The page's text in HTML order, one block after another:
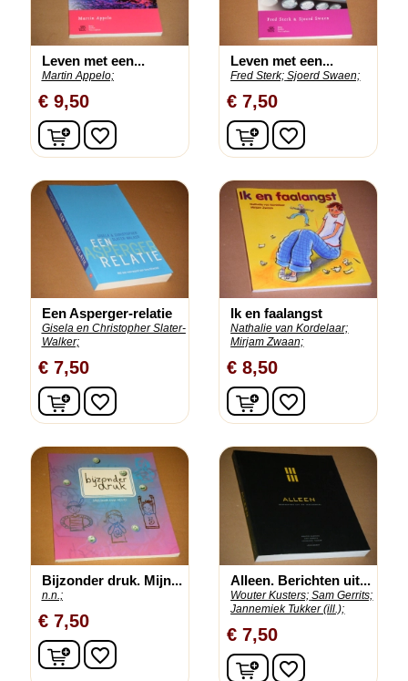
Leven met een...
Martin Appelo;
€ 9,50
In winkelwagen
favorite_border
Leven met een...
Fred Sterk; Sjoerd Swaen;
€ 7,50
In winkelwagen
favorite_border
Een Asperger-relatie
Gisela en Christopher Slater-
Walker;
€ 7,50
In winkelwagen
favorite_border
Ik en faalangst
Nathalie van Kordelaar;
Mirjam Zwaan;
€ 8,50
In winkelwagen
favorite_border
Bijzonder druk. Mijn...
n.n.;
€ 7,50
In winkelwagen
favorite_border
Alleen. Berichten uit...
Wouter Kusters; Sam Gerrits;
Jannemiek Tukker (ill.);
€ 7,50
In winkelwagen
favorite_border